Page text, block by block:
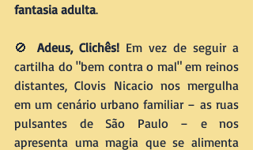
fantasia adulta.
🚫 Adeus, Clichês! Em vez de seguir a
cartilha do "bem contra o mal" em reinos
distantes, Clovis Nicacio nos mergulha
em um cenário urbano familiar – as ruas
pulsantes de São Paulo – e nos
apresenta uma magia que se alimenta